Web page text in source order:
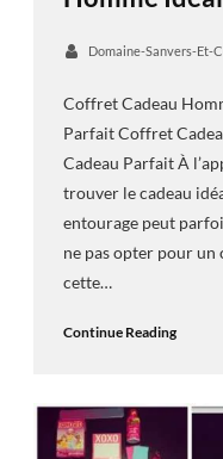
Domaine-Sanvers-Et-
Coffret Cadeau
Parfait Coffret
Cadeau Parfait À
trouver le cadeau
entourage peut
ne pas opter pour
cette…
Continue Reading